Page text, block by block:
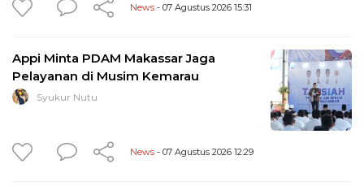
News - 07 Agustus 2026 15:31
Appi Minta PDAM Makassar Jaga
Pelayanan di Musim Kemarau
Syukur Nutu
News - 07 Agustus 2026 12:29